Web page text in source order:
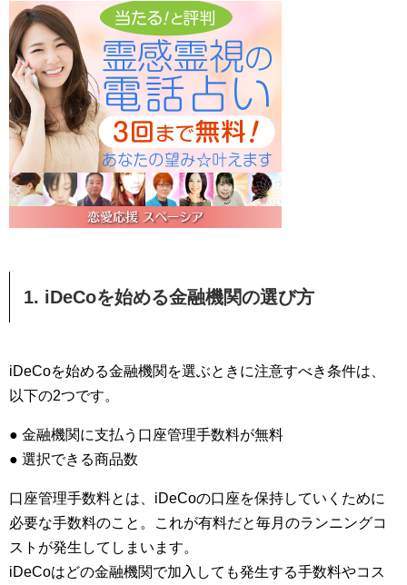
1. iDeCoを始める金融機関の選び方
iDeCoを始める金融機関を選ぶときに注意すべき条件は、
以下の2つです。
● 金融機関に支払う口座管理手数料が無料
● 選択できる商品数
口座管理手数料とは、iDeCoの口座を保持していくために
必要な手数料のこと。これが有料だと毎月のランニングコ
ストが発生してしまいます。
iDeCoはどの金融機関で加入しても発生する手数料やコス